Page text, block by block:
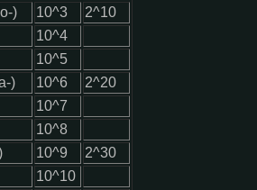
) 10^3
2^10
10^4
10^5
) 10^6
2^20
10^7
10^8
10^9
2^30
10^10